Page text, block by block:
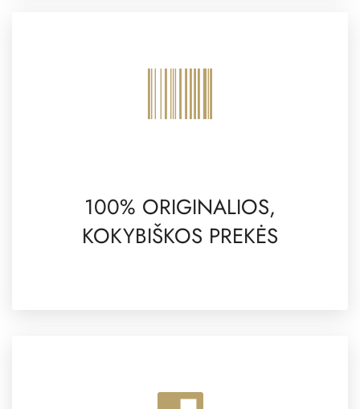
100% ORIGINALIOS,
KOKYBIŠKOS PREKĖS